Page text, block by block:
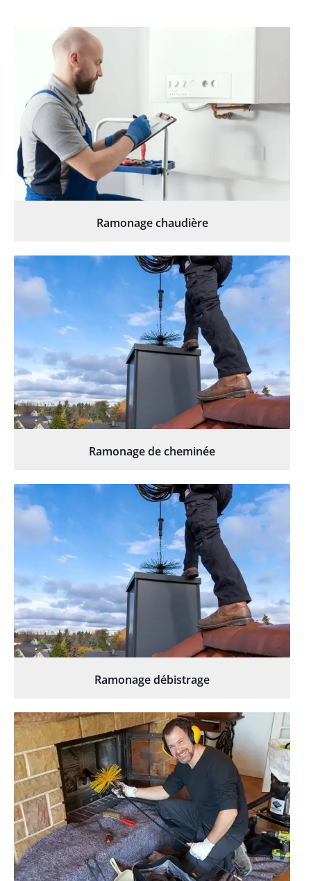
Ramonage chaudière
Ramonage de cheminée
Ramonage débistrage